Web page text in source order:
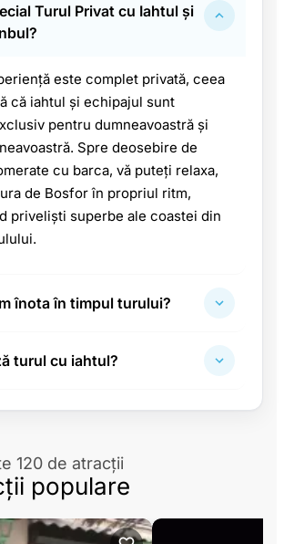
Turul Privat cu Iahtul și
este complet privată, ceea
că iahtul și echipajul sunt
pentru dumneavoastră și
Spre deosebire de
cu barca, vă puteți relaxa,
de Bosfor în propriul ritm,
priveliști superbe ale coastei din
înota în timpul turului?
turul cu iahtul?
120 de atracții
populare